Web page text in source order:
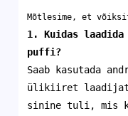
Mõtlesime, et
1. Kuidas laadida
puffi?
Saab kasutada
ülikiiret laadijat.
sinine tuli, mis